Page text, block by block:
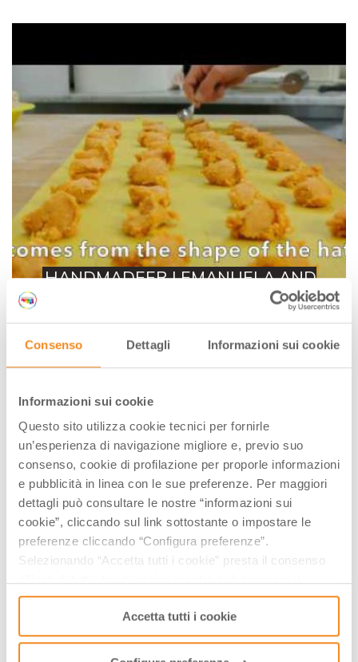
Consenso Dettagli Informazioni sui cookie
Informazioni sui cookie
Questo sito utilizza cookie tecnici per fornirle
un’esperienza di navigazione migliore e, previo suo
consenso, cookie di profilazione per proporle informazioni
e pubblicità in linea con le sue preferenze. Per maggiori
dettagli può consultare le nostre “informazioni sui
cookie”, cliccando sul link sottostante o impostare le
preferenze cliccando “Configura preferenze”.
Selezionando “Accetta tutti i cookie” presta il consenso
consenso cliccando su “Usa solo i cookie necessari” e
saranno attivati i soli cookie tecnici necessari al corretto
funzionamento del sito.
Accetta tutti i cookie
HANDMADEER | EMANUELA AND
THE ART OF CAPPELLACCI MAKING
IN FERRARA
EURO FOOD TRIP UNITED FOODIES
TO TASTE THE WORLD